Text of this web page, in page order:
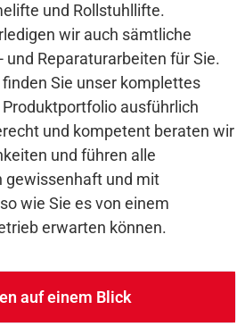
und Rollstuhllifte.
wir auch sämtliche
und Reparaturarbeiten für Sie.
Sie unser komplettes
ausführlich
und kompetent beraten wir
und führen alle
gewissenhaft und mit
wie Sie es von einem
erwarten können.
auf einem Blick